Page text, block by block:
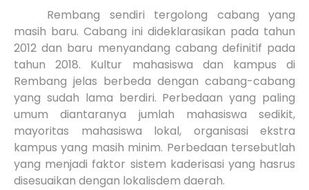
Rembang sendiri tergolong cabang yang
masih baru. Cabang ini dideklarasikan pada tahun
2012 dan baru menyandang cabang definitif pada
tahun 2018. Kultur mahasiswa dan kampus di
Rembang jelas berbeda dengan cabang-cabang
yang sudah lama berdiri. Perbedaan yang paling
umum diantaranya jumlah mahasiswa sedikit,
mayoritas mahasiswa lokal, organisasi ekstra
kampus yang masih minim. Perbedaan tersebutlah
yang menjadi faktor sistem kaderisasi yang hasrus
disesuaikan dengan lokalisdem daerah.